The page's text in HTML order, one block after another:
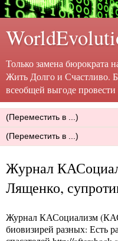
Только замена бюрократа
Жить Долго и Счастливо.
всеобщей выгоде
Журнал
Лященко,
Журнал КАСоциализм
биовизирей разных: Есть